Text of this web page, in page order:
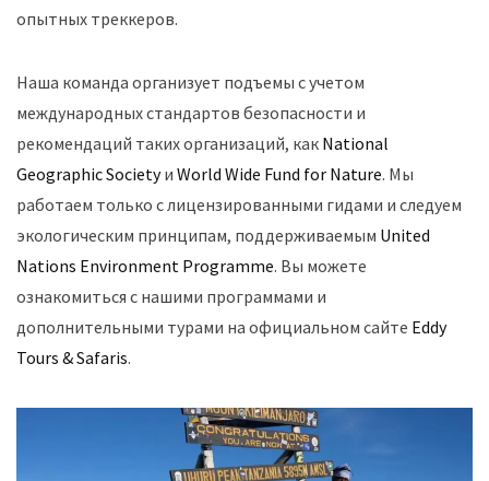
опытных треккеров.
Наша команда организует подъемы с учетом
международных стандартов безопасности и
рекомендаций таких организаций, как National
Geographic Societyи World Wide Fund for Nature. Мы
работаем только с лицензированными гидами и следуем
экологическим принципам, поддерживаемым United
Nations Environment Programme. Вы можете
ознакомиться с нашими программами и
дополнительными турами на официальном сайте Eddy
Tours & Safaris.